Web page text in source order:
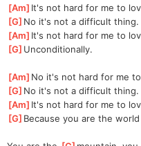
[Am ]It's not hard for me to
[G ]No it's not a difficult thing.
[Am ]It's not hard for me to
[G ]Unconditionally.
[Am ]No it's not hard for me
[G ]No it's not a difficult thing.
[Am ]It's not hard for me to
[G ]Because you are the